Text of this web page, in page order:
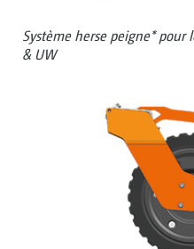
Système herse peigne* pour
& UW